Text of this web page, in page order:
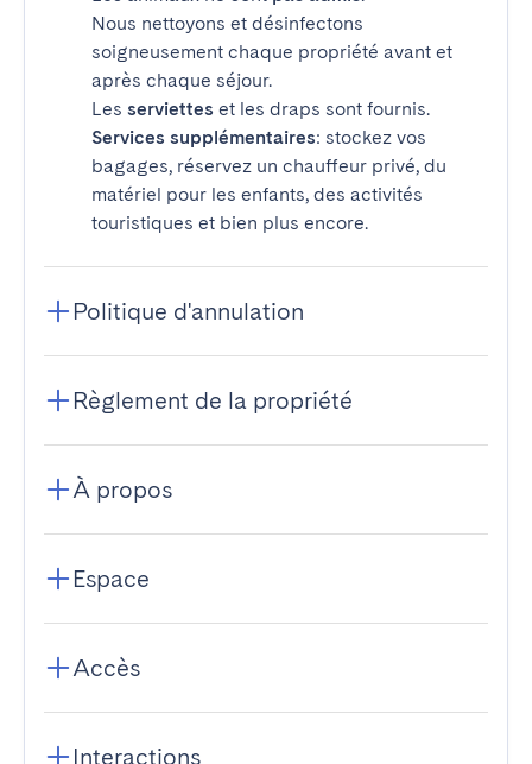
Nous nettoyons et désinfectons
soigneusement chaque propriété avant et
après chaque séjour.
Les serviettes et les draps sont fournis.
Services supplémentaires: stockez vos
bagages, réservez un chauffeur privé, du
matériel pour les enfants, des activités
touristiques et bien plus encore.
Politique d'annulation
Règlement de la propriété
À propos
Espace
Accès
Interactions